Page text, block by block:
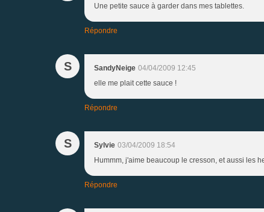
Une petite sauce à garder dans mes tablettes.
Répondre
S SandyNeige 04/04/2009 12:45
elle me plait cette sauce !
Répondre
S Sylvie 03/04/2009 18:54
Hummm, j'aime beaucoup le cresson, et aussi les
Répondre